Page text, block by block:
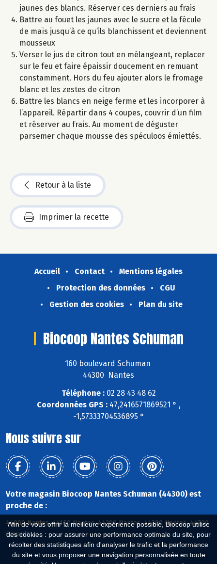
Afin de vous offrir la meilleure expérience possible, Biocoop utilise
des cookies : pour assurer une performance optimale du site, pour
récolter des statistiques afin d'analyser le trafic et la performance
du site et vous proposer une navigation personnalisée en toute
jaunes des blancs. Réserver ces derniers au frais
Battre au fouet les jaunes avec le sucre et la fécule
de maïs jusqu’à ce qu’ils blanchissent et deviennent
mousseux
Verser le jus de citron tout en mélangeant, replacer
sur le feu et faire épaissir doucement en remuant
constamment. Hors du feu ajouter alors le fromage
blanc et les zestes de citron
Battre les blancs en neige ferme et les incorporer à
l’appareil. Répartir dans 4 coupes, couvrir d’un film
et réserver au frais. Au moment de déguster
parsemer chaque mousse des spéculoos émiettés.
Retour à la liste
Imprimer la recette
Accueil Contact
Mentions légales
Protection des données
CGU
Gestion des cookies
Plan du site
Biocoop Nantes Schuman
160 boulevard Schuman
44300 Nantes
Téléphone :02 28 43 48 62
Coordonnées GPS :47,2416571869521 ° ,
-1,57333704536895 °
Nous suivre sur
Votre magasin Biocoop Nantes Schuman (44300) est
proche de :
44000 Nantes, 44100 Nantes, 44200 Nantes, 44300 Nantes, 44700
Orvault